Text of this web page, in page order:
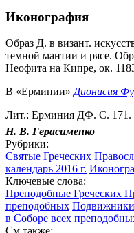
Иконография
Образ Д. в визант.
темной мантии и рясе.
Неофита на Кипре, ок.
В «Ерминии» Дионисия
Лит.: Ерминия ДФ. С. 171.
Н. В. Герасименко
Рубрики:
Святые Греческих
календарь 2016 г.
Ключевые слова:
Преподобные Греческих
преподобных Подвижники
в Соборе всех